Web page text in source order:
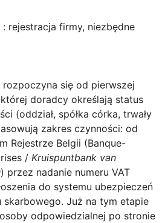
: rejestracja firmy, niezbędne
rozpoczyna się od pierwszej
doradcy określają status
(oddział, spółka córka, trwały
zakres czynności: od
Rejestrze Belgii (Banque-
/ Kruispuntbank van
) przez nadanie numeru VAT
do systemu ubezpieczeń
skarbowego. Już na tym etapie
odpowiedzialnej po stronie